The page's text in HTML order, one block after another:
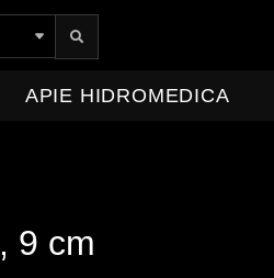
APIE HIDROMEDICA
9 cm